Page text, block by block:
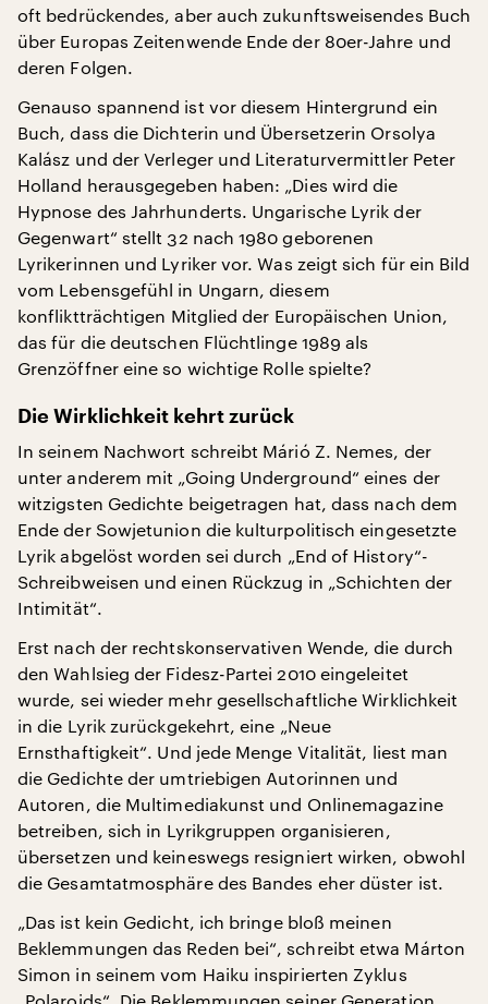
oft bedrückendes, aber auch zukunftsweisendes Buch
über Europas Zeitenwende Ende der 80er-Jahre und
deren Folgen.
Genauso spannend ist vor diesem Hintergrund ein
Buch, dass die Dichterin und Übersetzerin Orsolya
Kalász und der Verleger und Literaturvermittler Peter
Holland herausgegeben haben: „Dies wird die
Hypnose des Jahrhunderts. Ungarische Lyrik der
Gegenwart“ stellt 32 nach 1980 geborenen
Lyrikerinnen und Lyriker vor. Was zeigt sich für ein Bild
vom Lebensgefühl in Ungarn, diesem
konfliktträchtigen Mitglied der Europäischen Union,
das für die deutschen Flüchtlinge 1989 als
Grenzöffner eine so wichtige Rolle spielte?
Die Wirklichkeit kehrt zurück
In seinem Nachwort schreibt Márió Z. Nemes, der
unter anderem mit „Going Underground“ eines der
witzigsten Gedichte beigetragen hat, dass nach dem
Ende der Sowjetunion die kulturpolitisch eingesetzte
Lyrik abgelöst worden sei durch „End of History“-
Schreibweisen und einen Rückzug in „Schichten der
Intimität“.
Erst nach der rechtskonservativen Wende, die durch
den Wahlsieg der Fidesz-Partei 2010 eingeleitet
wurde, sei wieder mehr gesellschaftliche Wirklichkeit
in die Lyrik zurückgekehrt, eine „Neue
Ernsthaftigkeit“. Und jede Menge Vitalität, liest man
die Gedichte der umtriebigen Autorinnen und
Autoren, die Multimediakunst und Onlinemagazine
betreiben, sich in Lyrikgruppen organisieren,
übersetzen und keineswegs resigniert wirken, obwohl
die Gesamtatmosphäre des Bandes eher düster ist.
„Das ist kein Gedicht, ich bringe bloß meinen
Beklemmungen das Reden bei“, schreibt etwa Márton
Simon in seinem vom Haiku inspirierten Zyklus